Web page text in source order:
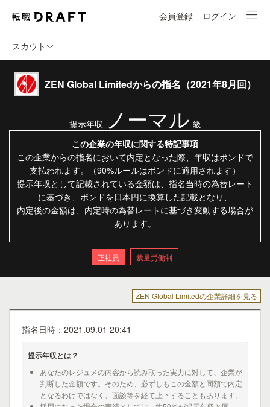
会員登録 ログイン
スカウト
ZEN Global Limitedからの指名（2021年8月回）
提示年収 ノーマル 級
この企業の年収に関する特記事項
この企業からの指名において内定となった際、年収はポンドで
支払われます。（90%ルールはポンドに適用されます）
提示年収として記載されている金額は、指名当時の為替レート
に基づき、ポンドを日本円に換算した記載となり、
内定後の金額は、内定時の為替レートに基づき変動する場合が
あります。
正社員 裁量労働制
ZEN Global Limitedの企業詳細を見る
指名日時：2021.09.01 20:41
提示年収とは？
あなたのレジュメの内容から読み取った実力に対して、企業が
判断した金額です。そのため、必ずしもこの金額と同額で内定
となるわけではなく、面談等を経て上下することもあります。